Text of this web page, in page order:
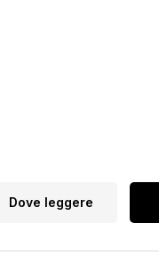
Dove leggere